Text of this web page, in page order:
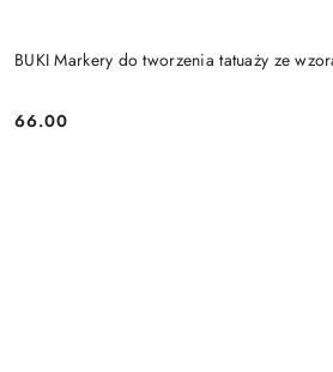
BUKI Markery do tworzenia tatuaży ze
Cena:
66.00